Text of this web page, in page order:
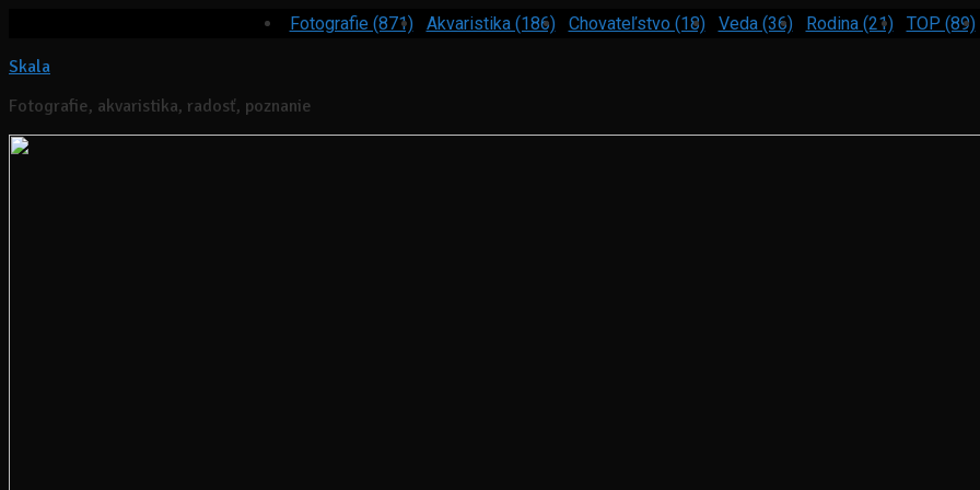
Fotografie (871) Akvaristika (186) Chovateľstvo (18) Veda (36) Rodina (21) TOP (89)
Skala
Fotografie, akvaristika, radosť, poznanie